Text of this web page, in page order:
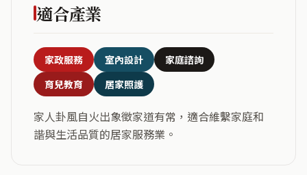
適合產業
家政服務 室內設計
家庭諮詢
育兒教育
居家照護
家人卦風自火出象徵家道有常，適合維繫家庭和
諧與生活品質的居家服務業。